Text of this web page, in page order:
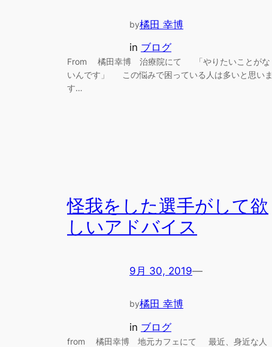
by橘田 幸博
in ブログ
From 橘田幸博 治療院にて 「やりたいことがな
いんです」 この悩みで困っている人は多いと思いま
す…
怪我をした選手がして欲
しいアドバイス
9月 30, 2019—
by橘田 幸博
in ブログ
from 橘田幸博 地元カフェにて 最近、身近な人